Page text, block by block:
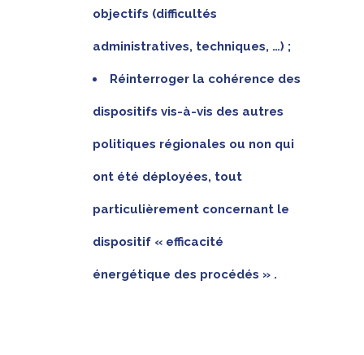
objectifs (difficultés
administratives, techniques, …) ;
Réinterroger la cohérence des
dispositifs vis-à-vis des autres
politiques régionales ou non qui
ont été déployées, tout
particulièrement concernant le
dispositif « efficacité
énergétique des procédés » .